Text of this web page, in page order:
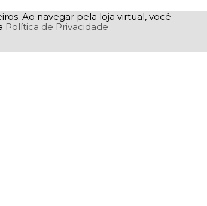
Ao navegar pela loja virtual, você
Política de Privacidade